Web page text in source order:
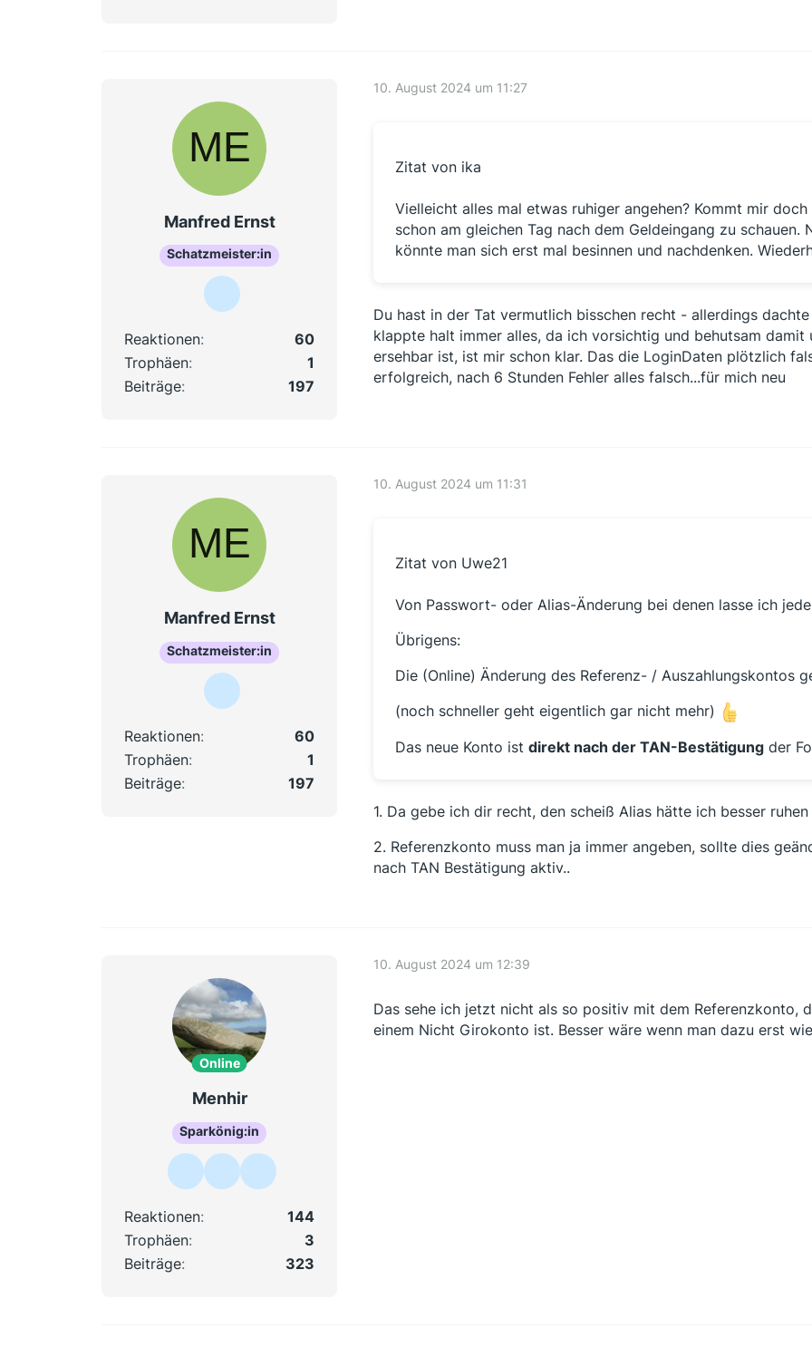
Manfred Ernst
Schatzmeister:in
Reaktionen
60
Trophäen
1
Beiträge
197
10. August 2024 um 11:27
Zitat von ika
Vielleicht alles mal etwas ruhiger angehen? Kommt mir
schon am gleichen Tag nach dem Geldeingang zu
könnte man sich erst mal besinnen und nachdenken.
Du hast in der Tat vermutlich bisschen recht - allerdings
klappte halt immer alles, da ich vorsichtig und behutsam
ersehbar ist, ist mir schon klar. Das die LoginDaten plötzlich
erfolgreich, nach 6 Stunden Fehler alles falsch...für mich neu
Manfred Ernst
Schatzmeister:in
Reaktionen
60
Trophäen
1
Beiträge
197
10. August 2024 um 11:31
Zitat von Uwe21
Von Passwort- oder Alias-Änderung bei denen lasse ich
Übrigens:
Die (Online) Änderung des Referenz- / Auszahlungskontos
(noch schneller geht eigentlich gar nicht mehr)
Das neue Konto ist direkt nach der TAN-Bestätigung der
1. Da gebe ich dir recht, den scheiß Alias hätte ich besser ruhen
2. Referenzkonto muss man ja immer angeben, sollte dies
nach TAN Bestätigung aktiv..
Online
Menhir
Sparkönig:in
Reaktionen
144
Trophäen
3
Beiträge
323
10. August 2024 um 12:39
Das sehe ich jetzt nicht als so positiv mit dem Referenzkonto,
einem Nicht Girokonto ist. Besser wäre wenn man dazu erst